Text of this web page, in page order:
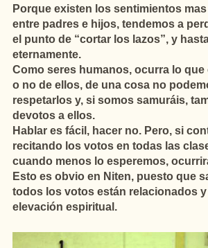
Porque existen los sentimientos
entre padres e hijos, tendemos a
el punto de “cortar los lazos”, y
eternamente.
Como seres humanos, ocurra lo
o no de ellos, de una cosa no
respetarlos y, si somos samuráis,
devotos a ellos.
Hablar es fácil, hacer no. Pero, si
recitando los votos en todas las
cuando menos lo esperemos,
Esto es obvio en Niten, puesto que
todos los votos están relacionados
elevación espiritual.